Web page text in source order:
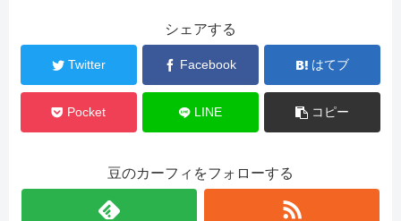
シェアする
Twitter Facebook はてブ
Pocket LINE コピー
豆のカーフィをフォローする